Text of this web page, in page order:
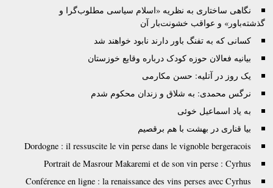
نگاهی ساختاری به نظریه «اسلام سیاسی مطلوب‌گرا و
گذشته‌باور» و عواقب خشونت‌بار آن
کسانی که به تفنگ باور دارند نابود خواهند شد
بیانیه فعالان حوزه کودک درباره وقایع خوزستان
یک روز در آتلیه: حسن مکارمی
نرگس محمدی: به شلاق و زندان محکوم شدم
به یاد اسماعیل خوئی
بیا قناری در بهشت با هم برقصیم
Dordogne : il ressuscite le vin perse dans le vignoble bergeracois
Portrait de Masrour Makaremi et de son vin perse : Cyrhus
Conférence en ligne : la renaissance des vins perses avec Cyrhus